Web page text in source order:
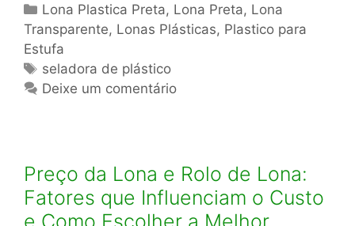
Categorias
Lona Plastica Preta, Lona Preta, Lona
Transparente, Lonas Plásticas, Plastico para
Estufa
Tags
seladora de plástico
Deixe um comentário
Preço da Lona e Rolo de Lona:
Fatores que Influenciam o Custo